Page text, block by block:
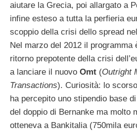
aiutare la Grecia, poi allargato a
infine esteso a tutta la perfieria
scoppio della crisi dello spread
Nel marzo del 2012 il programma
ritorno prepotente della crisi
a lanciare il nuovo Omt (Outright
Transactions). Curiosità: lo
ha percepito uno stipendio base
del doppio di Bernanke ma molto
otteneva a Bankitalia (750mila